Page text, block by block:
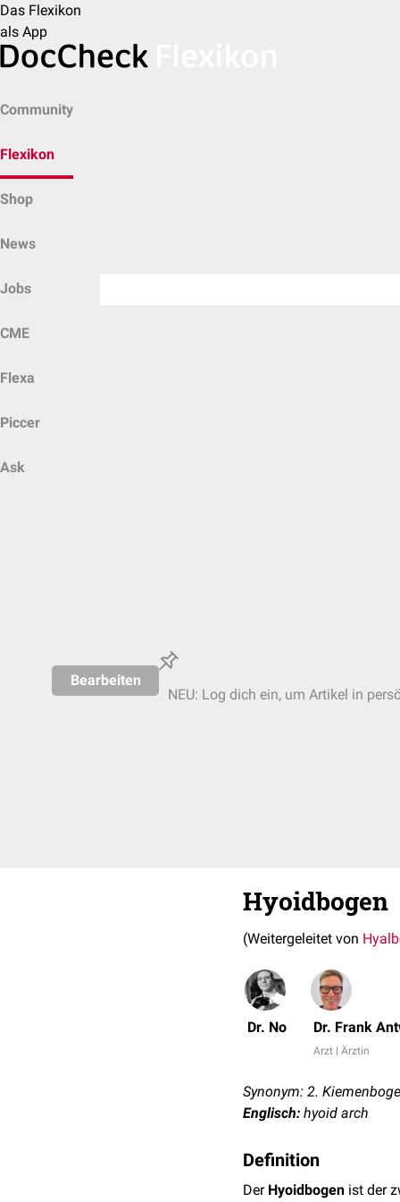
Das Flexikon
als App
Community
Flexikon
Shop
News
Jobs
CME
Flexa
Piccer
Ask
Bearbeiten
NEU: Log dich ein, um Artikel in
Hyoidbogen
(Weitergeleitet von
Dr. No Dr. Frank
Arzt | Ärztin
Synonym: 2.
Englisch: hyoid arch
Definition
Der Hyoidbogen ist der